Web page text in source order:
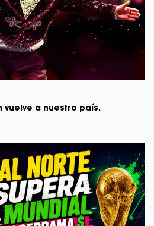
vuelve a nuestro país.